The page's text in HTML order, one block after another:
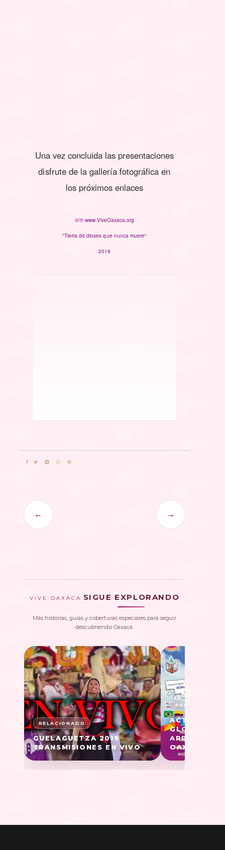
Una vez concluida las presentaciones
disfrute de la gallería fotográfica en
los próximos enlaces
©/℗ www.ViveOaxaca.org
"Tierra de dioses que nunca muere"
2019
← →
VIVE OAXACA SIGUE EXPLORANDO
Más historias, guías y coberturas especiales para seguir
descubriendo Oaxaca.
GUELAGUETZA 2019
TRANSMISIONES EN VIVO
ARRAZOLA
OAXACA